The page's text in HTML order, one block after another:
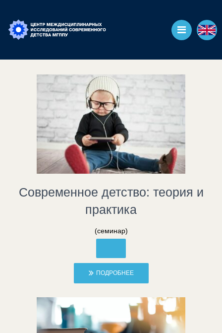
Современное детство: теория и
практика
(семинар)
ПОДРОБНЕЕ